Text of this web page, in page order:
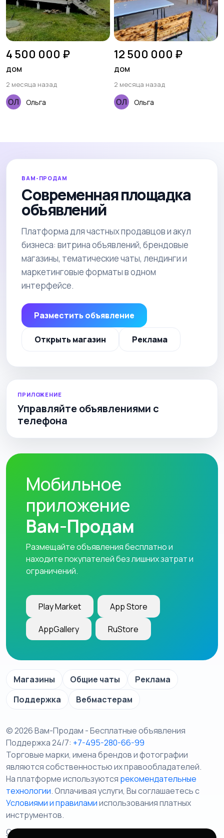
4 500 000 ₽
дом
2 месяца назад
Ольга
12 500 000 ₽
дом
2 месяца назад
Ольга
ВАМ-ПРОДАМ
Современная площадка
объявлений
Платформа для частных продавцов и акул
бизнеса: витрина объявлений, брендовые
магазины, тематические чаты, лендинги и
маркетинговые форматы в одном
интерфейсе.
Разместить объявление
Открыть магазин Реклама
ПРИЛОЖЕНИЕ
Управляйте объявлениями с
телефона
Мобильное
приложение
Вам-Продам
Размещайте объявления бесплатно и
находите покупателей без лишних затрат и
ограничений.
Play Market App Store
AppGallery RuStore
Магазины Общие чаты
Реклама
Поддержка
Вебмастерам
© 2026 Вам-Продам - Бесплатные объявления
Поддержка 24/7: +7-495-280-66-99
Торговые марки, имена брендов и фотографии
являются собственностью их правообладателей.
На платформе используются рекомендательные
технологии. Оплачивая услуги, Вы соглашаетесь c
Условиями и правиламииспользования платных
инструментов.
Отказ от ответственности
Правила сервиса